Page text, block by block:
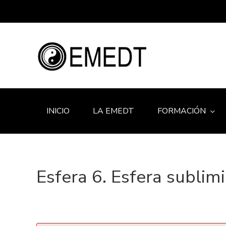
INICIO LA EMEDT FORMACIÓN
Esfera 6. Esfera